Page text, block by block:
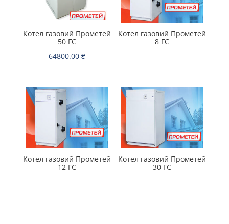
Котел газовий Прометей
50 ГС
64800.00 ₴
Котел газовий Прометей
8 ГС
Котел газовий Прометей
12 ГС
Котел газовий Прометей
30 ГС